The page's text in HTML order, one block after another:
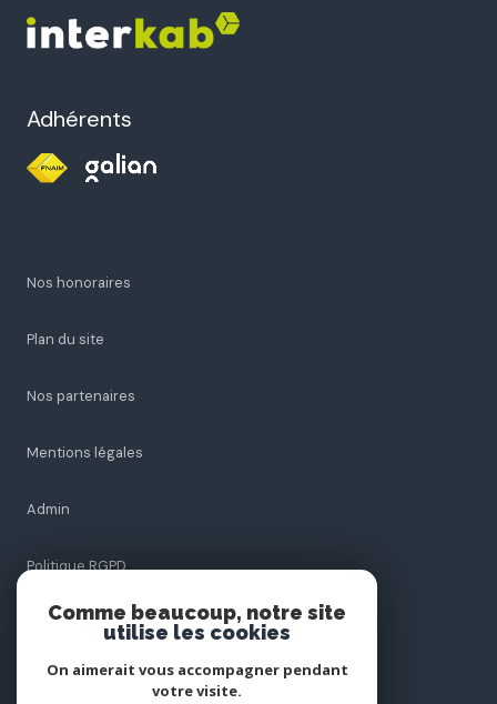
Adhérents
Nos honoraires
Plan du site
Nos partenaires
Mentions légales
Admin
Politique RGPD
Cookies
© 2026 | Tous droits réservés
Comme beaucoup, notre site
utilise les cookies
On aimerait vous accompagner pendant
votre visite.